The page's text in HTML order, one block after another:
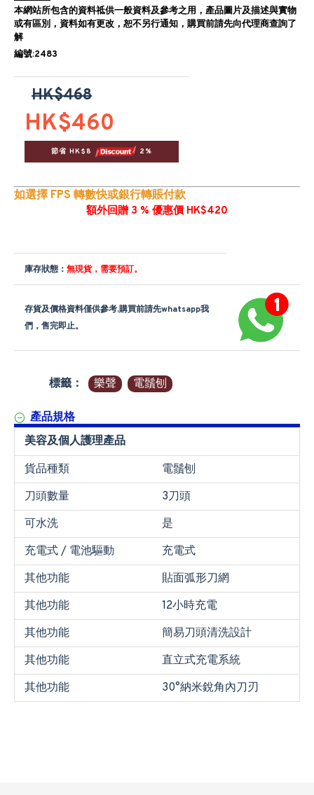
本網站所包含的資料祗供一般資料及參考之用，產品圖片及描述與實物
或有區別，資料如有更改，恕不另行通知，購買前請先向代理商查詢了
解
編號:2483
HK$460
HK$468
節省 HK$8 2%
如選擇 FPS 轉數快或銀行轉賬付款
額外回贈 3 % 優惠價 HK$420
庫存狀態： 無現貨，需要預訂。
存貨及價格資料僅供參考,購買前請先whatsapp我
們，售完即止。
標籤： 樂聲 電鬚刨
產品規格
美容及個人護理產品
貨品種類
電鬚刨
刀頭數量
3刀頭
可水洗
是
充電式 / 電池驅動
充電式
其他功能
貼面弧形刀網
其他功能
12小時充電
其他功能
簡易刀頭清洗設計
其他功能
直立式充電系統
其他功能
30°納米銳角內刀刃